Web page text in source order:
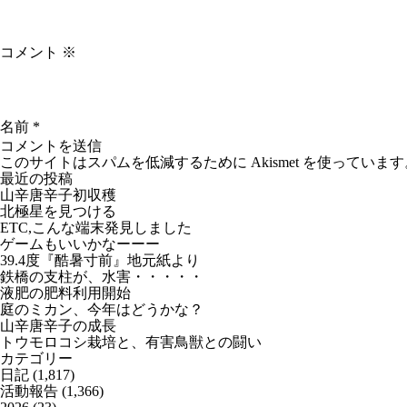
コメント ※
名前 *
このサイトはスパムを低減するために Akismet を使っていま
最近の投稿
山辛唐辛子初収穫
北極星を見つける
ETC,こんな端末発見しました
ゲームもいいかなーーー
39.4度『酷暑寸前』地元紙より
鉄橋の支柱が、水害・・・・・
液肥の肥料利用開始
庭のミカン、今年はどうかな？
山辛唐辛子の成長
トウモロコシ栽培と、有害鳥獣との闘い
カテゴリー
日記 (1,817)
活動報告 (1,366)